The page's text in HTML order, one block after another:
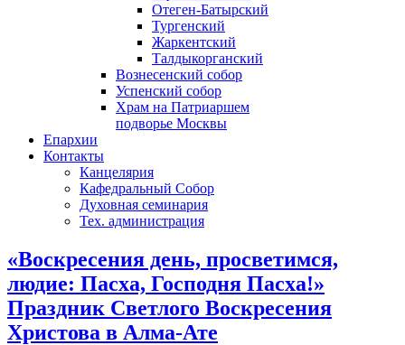
Отеген-Батырский
Тургенский
Жаркентский
Талдыкорганский
Вознесенский собор
Успенский собор
Храм на Патриаршем
подворье Москвы
Епархии
Контакты
Канцелярия
Кафедральный Собор
Духовная семинария
Тех. администрация
«Воскресения день, просветимся,
людие: Пасха, Господня Пасха!»
Праздник Светлого Воскресения
Христова в Алма-Ате